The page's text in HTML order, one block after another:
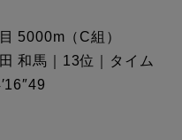
5000m（C組）
和馬｜13位｜タイム